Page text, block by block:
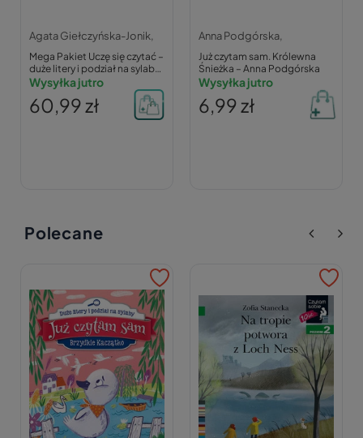
Agata Giełczyńska-Jonik,
Mega Pakiet Uczę się czytać –
duże litery i podział na sylaby
– Agata Giełczyńska-Jonik
Wysyłka jutro
60,99 zł
Anna Podgórska,
Już czytam sam. Królewna
Śnieżka – Anna Podgórska
Wysyłka jutro
6,99 zł
Polecane